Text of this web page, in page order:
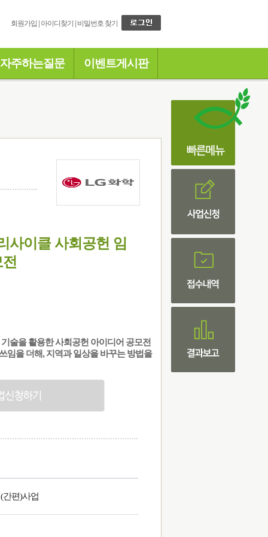
회원가입 아이디찾기 비밀번호 찾기
자주하는질문 이벤트게시판
사이클 사회공헌 임
술을 활용한 사회공헌 아이디어 공모전
임을 더해, 지역과 일상을 바꾸는 방법을
간편)사업